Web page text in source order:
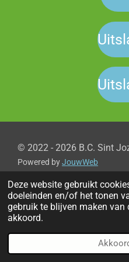
Deze website gebruikt
doeleinden en/of het tonen
gebruik te blijven maken van
akkoord.
© 2022 - 2026 B.C. Sint
Powered byJouwWeb